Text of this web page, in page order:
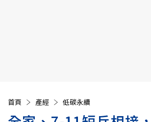
首頁 產經 低碳永續